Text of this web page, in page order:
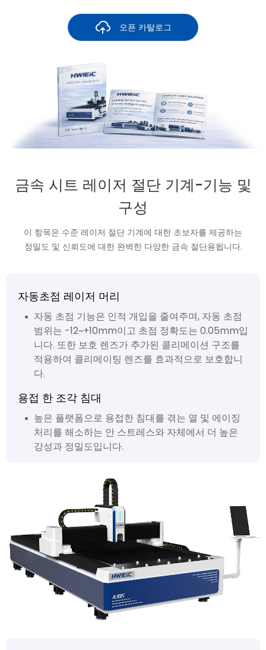
오픈 카탈로그
금속 시트 레이저 절단 기계-기능 및
구성
이 항목은 수준 레이저 절단 기계에 대한 초보자를 제공하는
정밀도 및 신뢰도에 대한 완벽한 다양한 금속 절단용됩니다.
자동초점 레이저 머리
자동 초점 기능은 인적 개입을 줄여주며, 자동 초점
범위는 -12~+10mm이고 초점 정확도는 0.05mm입
니다. 또한 보호 렌즈가 추가된 콜리메이션 구조를
적용하여 콜리메이팅 렌즈를 효과적으로 보호합니
다.
용접 한 조각 침대
높은 플랫폼으로 용접한 침대를 겪는 열 및 에이징
처리를 해소하는 안 스트레스와 자체에서 더 높은
강성과 정밀도입니다.